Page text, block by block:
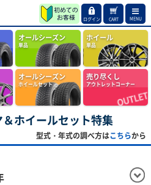
ログイン CART MENU
オールシーズン
単品
ホイール
単品
オールシーズン
ホイールセット
売り尽くし
アウトレットコーナー
ホイールセット特集
型式・年式の調べ方はこちらから